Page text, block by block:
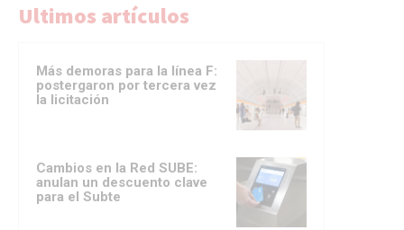
Ultimos artículos
Más demoras para la línea F:
postergaron por tercera vez
la licitación
Cambios en la Red SUBE:
anulan un descuento clave
para el Subte